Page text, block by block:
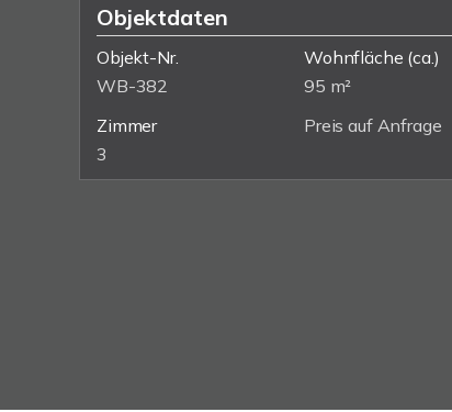
Objektdaten
Objekt-Nr.
WB-382
Wohnfläche (ca.)
95 m²
Zimmer
3
Preis auf Anfrage